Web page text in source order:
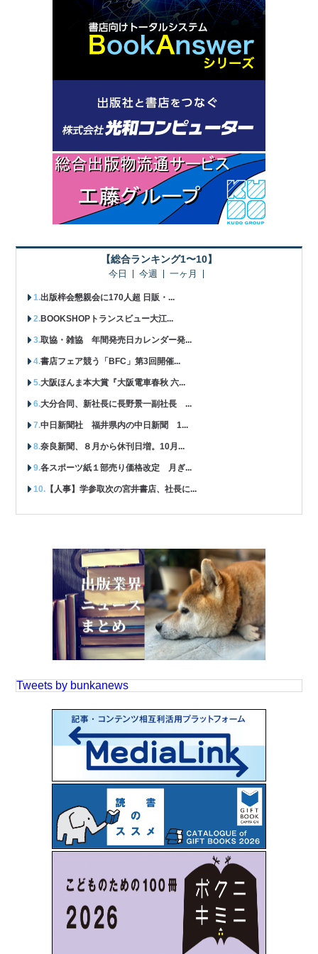
【総合ランキング1〜10】
今日 今週 一ヶ月
出版梓会懇親会に170人超 日販・...
BOOKSHOPトランスビュー大江...
取協・雑協 年間発売日カレンダー発...
書店フェア競う「BFC」第3回開催...
大阪ほんま本大賞『大阪電車春秋 六...
大分合同、新社長に長野景一副社長 ...
中日新聞社 福井県内の中日新聞 1...
奈良新聞、８月から休刊日増。10月...
各スポーツ紙１部売り価格改定 月ぎ...
【人事】学参取次の宮井書店、社長に...
Tweets by bunkanews